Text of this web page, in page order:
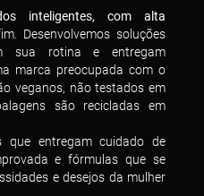
inteligentes, com alta
Desenvolvemos soluções
sua rotina e entregam
marca preocupada com o
veganos, não testados em
são recicladas em
que entregam cuidado de
e fórmulas que se
e desejos da mulher